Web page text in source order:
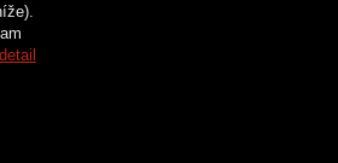
detail